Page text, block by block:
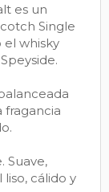
es un
Single
whisky
fragancia
Suave,
cálido y